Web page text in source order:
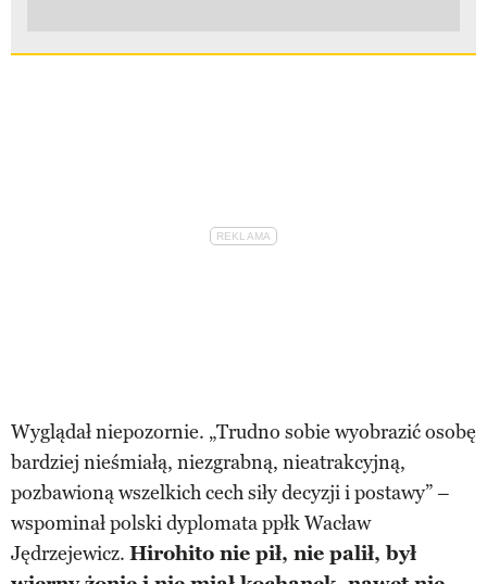
Wyglądał niepozornie. „Trudno sobie wyobrazić osobę
bardziej nieśmiałą, niezgrabną, nieatrakcyjną,
pozbawioną wszelkich cech siły decyzji i postawy” –
wspominał polski dyplomata ppłk Wacław
Jędrzejewicz. Hirohito nie pił, nie palił, był